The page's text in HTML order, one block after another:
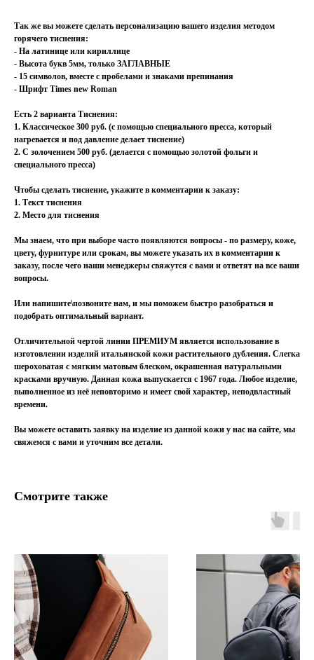
Так же вы можете сделать персонализацию вашего изделия методом
горячего тиснения:
- На латинице или кириллице
- Высота букв 5мм, только ЗАГЛАВНЫЕ
- 15 символов, вместе с пробелами и знаками препинания
- Шрифт Times new Roman
Есть 2 варианта Тиснения:
1. Классическое 300 руб. (с помощью специального пресса, который
нагревается и под давление делает тиснение)
2. С золочением 500 руб. (делается с помощью золотой фольги и
специального пресса)
Чтобы сделать тиснение, укажите в комментарии к заказу:
1. Текст тиснения
2. Место для тиснения
Мы знаем, что при выборе часто появляются вопросы - по размеру, коже,
цвету, фурнитуре или срокам, вы можете указать их в комментарии к
заказу, после чего наши менеджеры свяжутся с вами и ответят на все ваши
вопросы.
Или напишите\позвоните нам, и мы поможем быстро разобраться и
подобрать оптимальный вариант.
Отличительной чертой линии ПРЕМИУМ является использование в
изготовлении изделий итальянской кожи растительного дубления. Слегка
шероховатая с мягким матовым блеском, окрашенная натуральными
красками вручную. Данная кожа выпускается с 1967 года. Любое изделие,
выполненное из неё неповторимо и имеет свой характер, неподвластный
времени.
Вы можете оставить заявку на изделие из данной кожи у нас на сайте, мы
свяжемся с вами и уточним все детали.
Смотрите также